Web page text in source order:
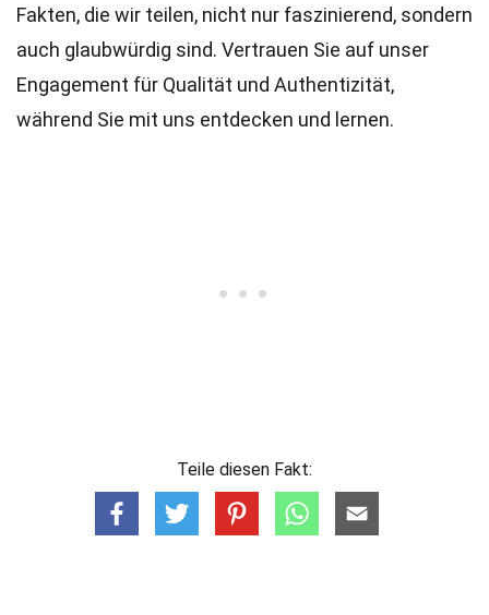
Fakten, die wir teilen, nicht nur faszinierend, sondern
auch glaubwürdig sind. Vertrauen Sie auf unser
Engagement für Qualität und Authentizität,
während Sie mit uns entdecken und lernen.
Teile diesen Fakt: